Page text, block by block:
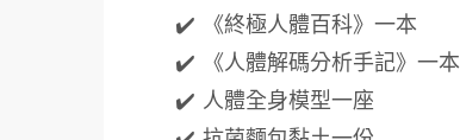
✔️ 《終極人體百科》一本
✔️ 《人體解碼分析手記》一本
✔️ 人體全身模型一座